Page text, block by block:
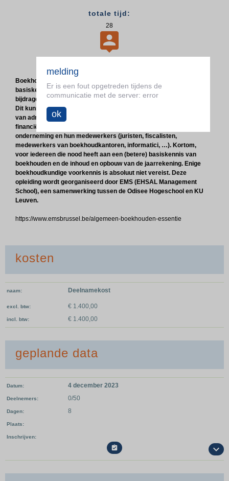
totale tijd:
28

Boekhouden is de bedrijfstaal bij uitstek. Een boekhoudkundige
basiskennis is daarom onontbeerlijk voor iedereen die een
bijdrage wil leveren in het financieel beleid van een onderneming.
Dit kunnen zowel de interne medewerkers zijn (personeelsleden
van administratieve afdelingen (input), managers van niet-
financiële departementen, … ), als adviseurs van de
onderneming en hun medewerkers (juristen, fiscalisten,
medewerkers van boekhoudkantoren, informatici, …). Kortom,
voor iedereen die nood heeft aan een (betere) basiskennis van
boekhouden en de inhoud en opbouw van de jaarrekening. Enige
boekhoudkundige voorkennis is absoluut niet vereist. Deze
opleiding wordt georganiseerd door EMS (EHSAL Management
School), een samenwerking tussen de Odisee Hogeschool en KU
Leuven.
https://www.emsbrussel.be/algemeen-boekhouden-essentie
kosten
naam Deelnamekost
excl. btw € 1.400,00
incl. btw € 1.400,00
geplande data
Datum 4 december 2023
Deelnemers 0/50
Dagen 8
Plaats
Inschrijven

melding
Er is een fout opgetreden tijdens de
communicatie met de server: error
ok